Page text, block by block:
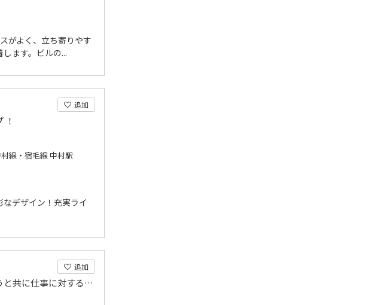
がよく、立ち寄りやす
ます。ビルの...
追加
線・宿毛線 中村駅
デザイン！充実ライ
追加
お客様のことを第一に考え、社員の幸せを願うと共に仕事に対する心粋を示す